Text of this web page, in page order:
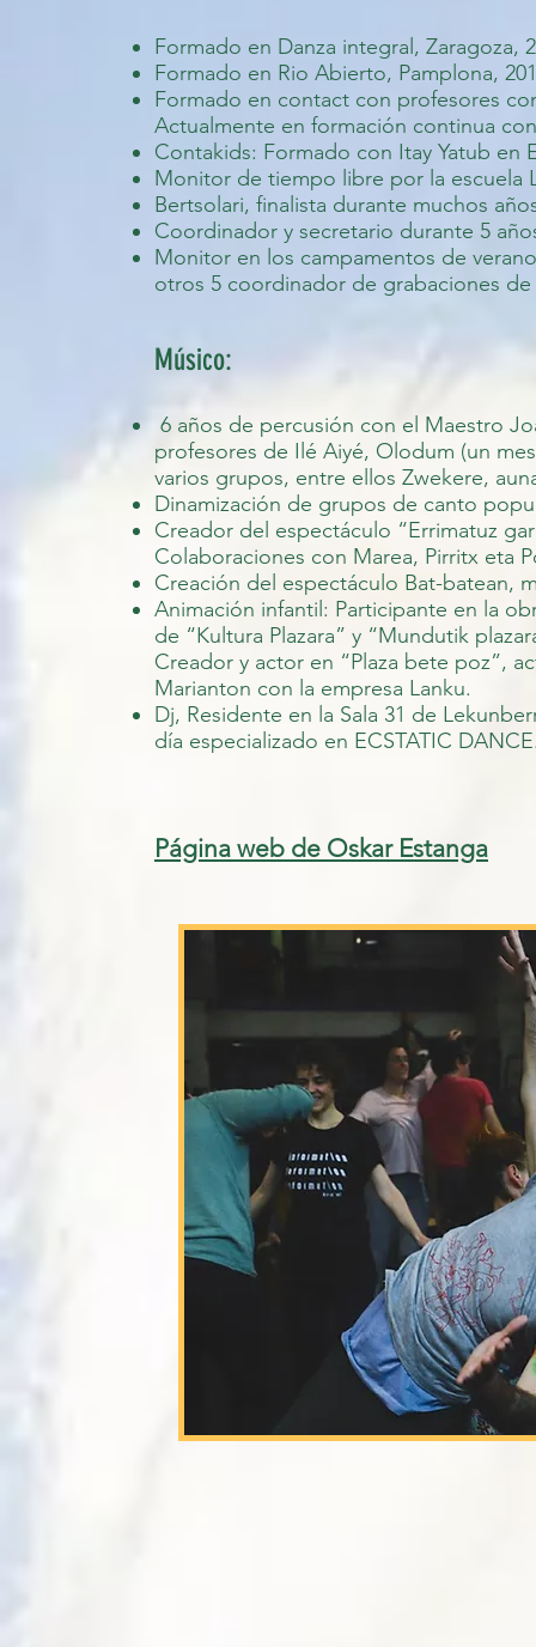
Formado en Danza integral, Zaragoza,
Formado en Rio Abierto, Pamplona,
Formado en contact con profesores
Actualmente en formación continua
Contakids: Formado con Itay Yatub en
Monitor de tiempo libre por la escuela
Bertsolari, finalista durante muchos
Coordinador y secretario durante 5
Monitor en los campamentos de
otros 5 coordinador de grabaciones
Músico:
6 años de percusión con el Maestro
profesores de Ilé Aiyé, Olodum (un
varios grupos, entre ellos Zwekere,
Dinamización de grupos de canto
Creador del espectáculo “Errimatuz
Colaboraciones con Marea, Pirritx eta
Creación del espectáculo Bat-batean,
Animación infantil: Participante en la
de “Kultura Plazara” y “Mundutik
Creador y actor en “Plaza bete poz”,
Marianton con la empresa Lanku.
Dj, Residente en la Sala 31 de
día especializado en ECSTATIC
Página web de Oskar Estanga